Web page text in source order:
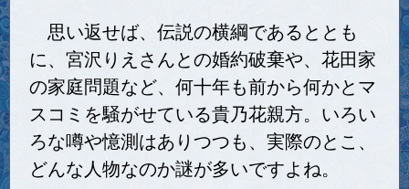
思い返せば、伝説の横綱であるととも
に、宮沢りえさんとの婚約破棄や、花田家
の家庭問題など、何十年も前から何かとマ
スコミを騒がせている貴乃花親方。いろい
ろな噂や憶測はありつつも、実際のとこ、
どんな人物なのか謎が多いですよね。